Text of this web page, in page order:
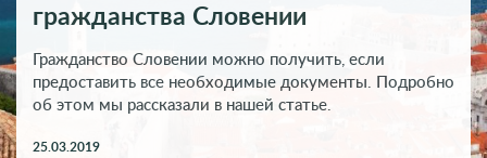
гражданства Словении
Гражданство Словении можно получить, если
предоставить все необходимые документы. Подробно
об этом мы рассказали в нашей статье.
25.03.2019